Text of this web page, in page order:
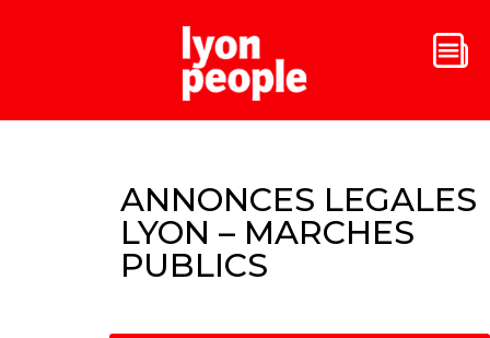
ANNONCES LEGALES
LYON – MARCHES
PUBLICS